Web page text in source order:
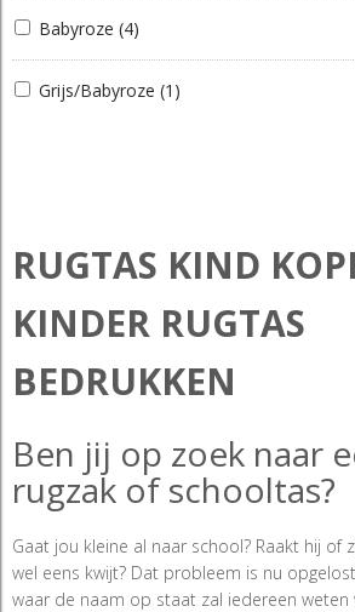
Babyroze (4)
Grijs/Babyroze (1)
RUGTAS KIND
KINDER RUGTAS
BEDRUKKEN
Ben jij op zoek naar
rugzak of schooltas?
Gaat jou kleine al naar school? Raakt hij of
wel eens kwijt? Dat probleem is nu
waar de naam op staat zal iedereen weten